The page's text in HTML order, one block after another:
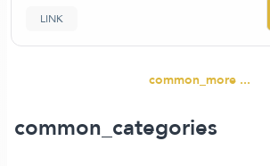
LINK
common_more ...
common_categories